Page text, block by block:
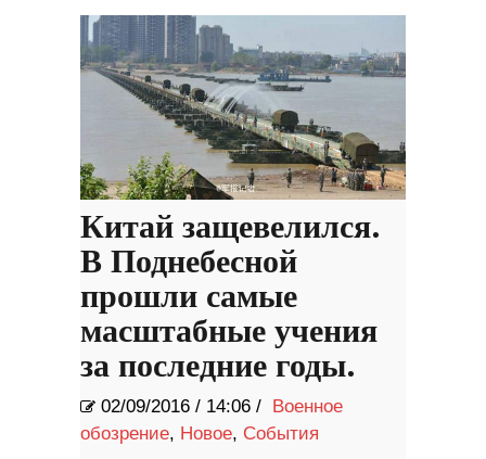
Китай защевелился.
В Поднебесной
прошли самые
масштабные учения
за последние годы.
02/09/2016 / 14:06 / Военное
обозрение, Новое, События